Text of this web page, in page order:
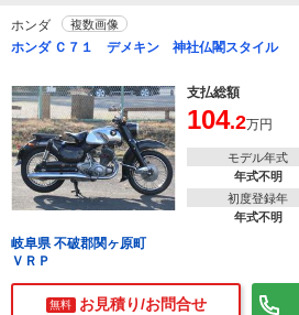
ホンダ 複数画像
ホンダ Ｃ７１ デメキン 神社仏閣スタイル
支払総額
104.2万円
モデル年式
年式不明
初度登録年
年式不明
岐阜県 不破郡関ヶ原町
ＶＲＰ
無料 お見積り/お問合せ